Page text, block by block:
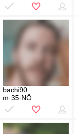
bachi90
m·35·NÖ